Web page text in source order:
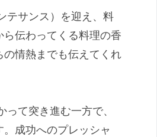
テサンス）を迎え、料
伝わってくる料理の香
情熱までも伝えてくれ
て突き進む一方で、
成功へのプレッシャ